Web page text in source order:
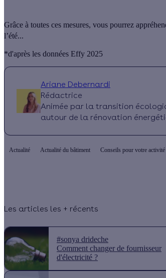
Grâce à toutes ces mesures, vous pourrez
l’été...
*d'après les données Effy 2025
Ariane Debernardi
Rédactrice
Animée par la transition
autour de la rénovation
Actualité Actualité du bâtiment Conseils pour votre activité
Les articles les + récents
#sonya drideche
Comment changer de fournisseur
d'électricité ?